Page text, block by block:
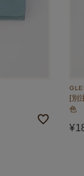
[別
色
¥